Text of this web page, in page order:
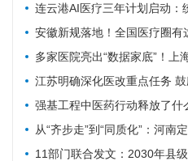
连云港AI医疗三年计划启动：统一部
安徽新规落地！全国医疗圈有
多家医院亮出“数据家底”！上海将建立医
江苏明确深化医改重点任务 鼓励高水平医院
强基工程中医药行动释放了什么信号？《医疗卫生强基工程中医
从“齐步走”到“同质化”：河南定下三年目标
11部门联合发文：2030年县级中医医院电子病历达标